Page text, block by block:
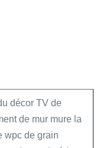
décor TV de
de mur mure la
wpc de grain